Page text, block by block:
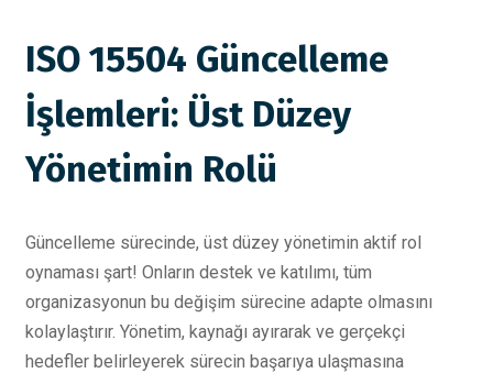
ISO 15504 Güncelleme
İşlemleri: Üst Düzey
Yönetimin Rolü
Güncelleme sürecinde, üst düzey yönetimin aktif rol
oynaması şart! Onların destek ve katılımı, tüm
organizasyonun bu değişim sürecine adapte olmasını
kolaylaştırır. Yönetim, kaynağı ayırarak ve gerçekçi
hedefler belirleyerek sürecin başarıya ulaşmasına